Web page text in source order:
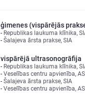
ģimenes (vispārējās
Republikas laukuma klīnika,
Šalajeva ārsta prakse, SIA
vispārējā ultrasonogrāfija
Republikas laukuma klīnika,
Veselības centru apvienība, AS
Šalajeva ārsta prakse, SIA
Veselības centru apvienība, AS